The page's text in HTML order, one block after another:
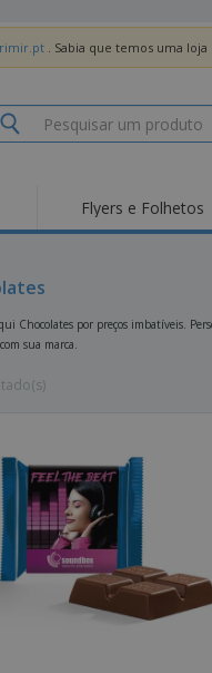
. Sabia que temos uma
Roll-ups
Entregas domicílio e
Posters
Malas e Mochilas
Flyers e Folhetos
Chocolates por preços imbatíveis.
sua marca.